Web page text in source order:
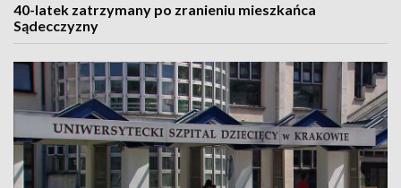
40-latek zatrzymany po zranieniu mieszkańca
Sądecczyzny